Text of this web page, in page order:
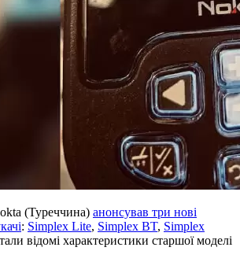
(Туреччина) анонсував три нові
: Simplex Lite, Simplex BT, Simplex
відомі характеристики старшої моделі